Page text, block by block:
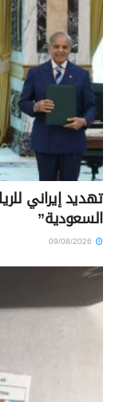
تهديد إيراني
السعودية”